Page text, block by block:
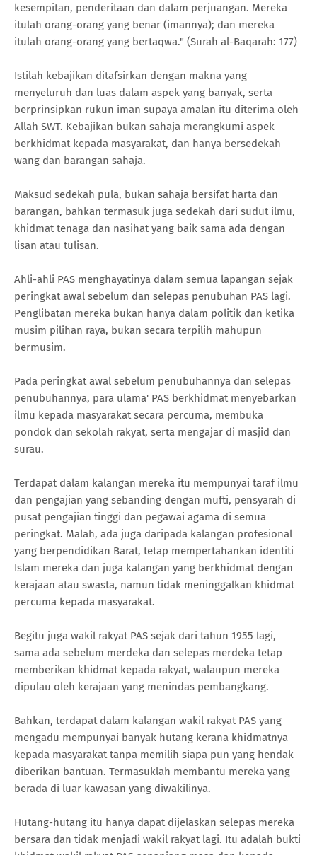
kesempitan, penderitaan dan dalam perjuangan. Mereka
itulah orang-orang yang benar (imannya); dan mereka
itulah orang-orang yang bertaqwa." (Surah al-Baqarah: 177)
Istilah kebajikan ditafsirkan dengan makna yang
menyeluruh dan luas dalam aspek yang banyak, serta
berprinsipkan rukun iman supaya amalan itu diterima oleh
Allah SWT. Kebajikan bukan sahaja merangkumi aspek
berkhidmat kepada masyarakat, dan hanya bersedekah
wang dan barangan sahaja.
Maksud sedekah pula, bukan sahaja bersifat harta dan
barangan, bahkan termasuk juga sedekah dari sudut ilmu,
khidmat tenaga dan nasihat yang baik sama ada dengan
lisan atau tulisan.
Ahli-ahli PAS menghayatinya dalam semua lapangan sejak
peringkat awal sebelum dan selepas penubuhan PAS lagi.
Penglibatan mereka bukan hanya dalam politik dan ketika
musim pilihan raya, bukan secara terpilih mahupun
bermusim.
Pada peringkat awal sebelum penubuhannya dan selepas
penubuhannya, para ulama' PAS berkhidmat menyebarkan
ilmu kepada masyarakat secara percuma, membuka
pondok dan sekolah rakyat, serta mengajar di masjid dan
surau.
Terdapat dalam kalangan mereka itu mempunyai taraf ilmu
dan pengajian yang sebanding dengan mufti, pensyarah di
pusat pengajian tinggi dan pegawai agama di semua
peringkat. Malah, ada juga daripada kalangan profesional
yang berpendidikan Barat, tetap mempertahankan identiti
Islam mereka dan juga kalangan yang berkhidmat dengan
kerajaan atau swasta, namun tidak meninggalkan khidmat
percuma kepada masyarakat.
Begitu juga wakil rakyat PAS sejak dari tahun 1955 lagi,
sama ada sebelum merdeka dan selepas merdeka tetap
memberikan khidmat kepada rakyat, walaupun mereka
dipulau oleh kerajaan yang menindas pembangkang.
Bahkan, terdapat dalam kalangan wakil rakyat PAS yang
mengadu mempunyai banyak hutang kerana khidmatnya
kepada masyarakat tanpa memilih siapa pun yang hendak
diberikan bantuan. Termasuklah membantu mereka yang
berada di luar kawasan yang diwakilinya.
Hutang-hutang itu hanya dapat dijelaskan selepas mereka
bersara dan tidak menjadi wakil rakyat lagi. Itu adalah bukti